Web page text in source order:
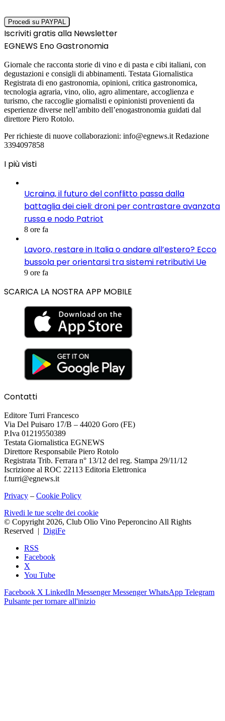
Iscriviti gratis alla Newsletter
EGNEWS Eno Gastronomia
Giornale che racconta storie di vino e di pasta e cibi italiani, con
degustazioni e consigli di abbinamenti. Testata Giornalistica
Registrata di eno gastronomia, opinioni, critica gastronomica,
tecnologia agraria, vino, olio, agro alimentare, accoglienza e
turismo, che raccoglie giornalisti e opinionisti provenienti da
esperienze diverse nell’ambito dell’enogastronomia guidati dal
direttore Piero Rotolo.
Per richieste di nuove collaborazioni: info@egnews.it Redazione
3394097858
I più visti
Ucraina, il futuro del conflitto passa dalla
battaglia dei cieli: droni per contrastare avanzata
russa e nodo Patriot
8 ore fa
Lavoro, restare in Italia o andare all’estero? Ecco
bussola per orientarsi tra sistemi retributivi Ue
9 ore fa
SCARICA LA NOSTRA APP MOBILE
Contatti
Editore Turri Francesco
Via Del Puisaro 17/B – 44020 Goro (FE)
P.Iva 01219550389
Testata Giornalistica EGNEWS
Direttore Responsabile Piero Rotolo
Registrata Trib. Ferrara n° 13/12 del reg. Stampa 29/11/12
Iscrizione al ROC 22113 Editoria Elettronica
f.turri@egnews.it
Privacy – Cookie Policy
Rivedi le tue scelte dei cookie
© Copyright 2026, Club Olio Vino Peperoncino All Rights
Reserved | DigiFe
RSS
Facebook
X
You Tube
Facebook X LinkedIn Messenger Messenger WhatsApp Telegram
Pulsante per tornare all'inizio